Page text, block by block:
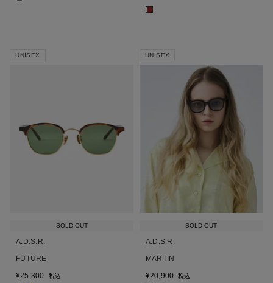
SOLD OUT
UNISEX
A.D.S.R.
FUTURE
¥25,300 税込
SOLD OUT
UNISEX
A.D.S.R.
MARTIN
¥20,900 税込